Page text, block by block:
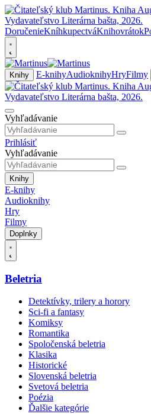
DoručenieKníhkupectváKnihovrátok
Knihy E-knihyAudioknihyHryFilmy
Vyhľadávanie
Prihlásiť
Vyhľadávanie
Knihy
E-knihy
Audioknihy
Hry
Filmy
Doplnky
Beletria
Detektívky, trilery a horory
Sci-fi a fantasy
Komiksy
Romantika
Spoločenská beletria
Klasika
Historické
Slovenská beletria
Svetová beletria
Poézia
Ďalšie kategórie